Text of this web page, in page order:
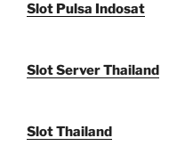
Slot Pulsa Indosat
Slot Server Thailand
Slot Thailand